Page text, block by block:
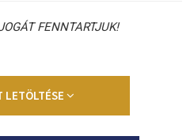
FENNTARTJUK!
LETÖLTÉSE